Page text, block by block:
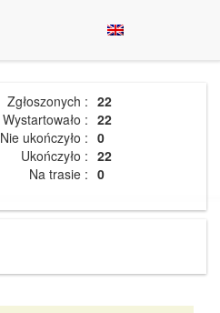
Zgłoszonych : 22
Wystartowało : 22
Nie ukończyło : 0
Ukończyło : 22
Na trasie : 0